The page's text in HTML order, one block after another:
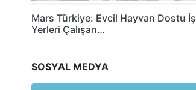
Mars Türkiye: Evcil Hayvan Dostu İş
Yerleri Çalışan…
SOSYAL MEDYA